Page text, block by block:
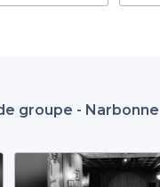
groupe - Narbonne